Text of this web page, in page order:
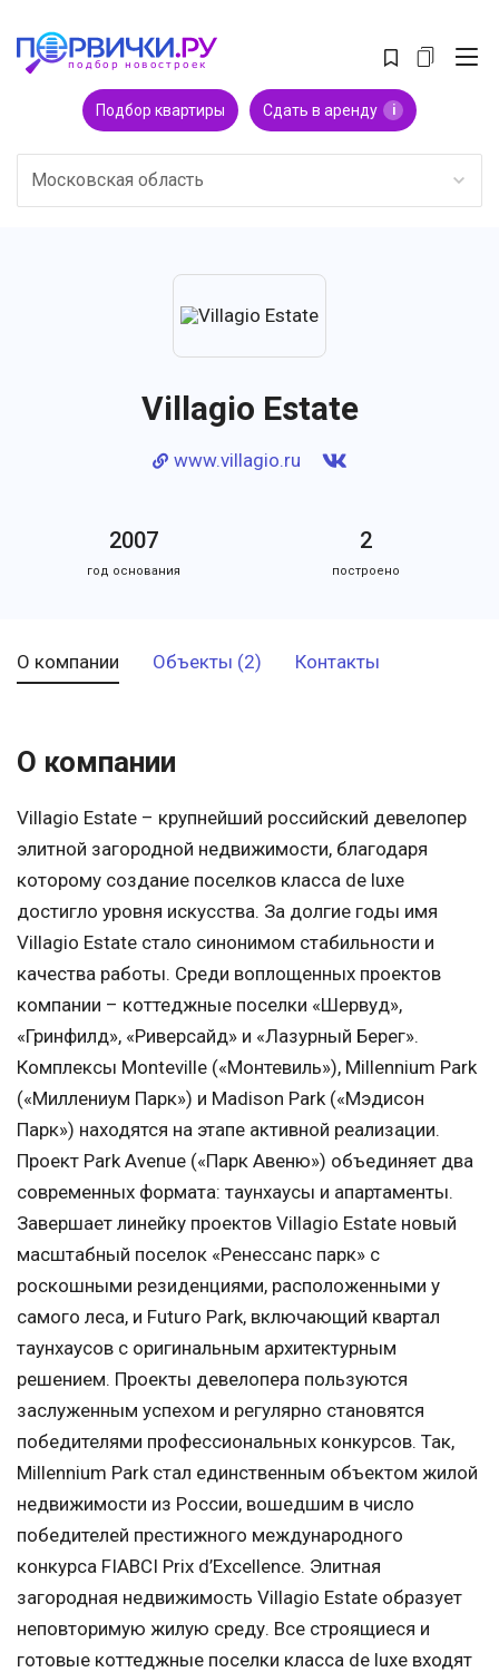
Подбор квартиры Сдать в аренду i
Московская область
Villagio Estate
www.villagio.ru
2007
год основания
2
построено
О компании Объекты (2) Контакты
О компании
Villagio Estate – крупнейший российский девелопер
элитной загородной недвижимости, благодаря
которому создание поселков класса de luxe
достигло уровня искусства. За долгие годы имя
Villagio Estate стало синонимом стабильности и
качества работы. Среди воплощенных проектов
компании – коттеджные поселки «Шервуд»,
«Гринфилд», «Риверсайд» и «Лазурный Берег».
Комплексы Monteville («Монтевиль»), Millennium Park
(«Миллениум Парк») и Madison Park («Мэдисон
Парк») находятся на этапе активной реализации.
Проект Park Avenue («Парк Авеню») объединяет два
современных формата: таунхаусы и апартаменты.
Завершает линейку проектов Villagio Estate новый
масштабный поселок «Ренессанс парк» с
роскошными резиденциями, расположенными у
самого леса, и Futuro Park, включающий квартал
таунхаусов с оригинальным архитектурным
решением. Проекты девелопера пользуются
заслуженным успехом и регулярно становятся
победителями профессиональных конкурсов. Так,
Millennium Park стал единственным объектом жилой
недвижимости из России, вошедшим в число
победителей престижного международного
конкурса FIABCI Prix d’Excellence. Элитная
загородная недвижимость Villagio Estate образует
неповторимую жилую среду. Все строящиеся и
готовые коттеджные поселки класса de luxe входят